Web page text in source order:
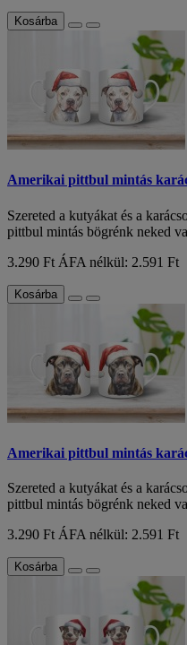
Kosárba
Amerikai pittbul mintás
Szereted a kutyákat és a
pittbul mintás bögrénk neked
3.290 Ft ÁFA nélkül: 2.591 Ft
Kosárba
Amerikai pittbul mintás
Szereted a kutyákat és a
pittbul mintás bögrénk neked
3.290 Ft ÁFA nélkül: 2.591 Ft
Kosárba